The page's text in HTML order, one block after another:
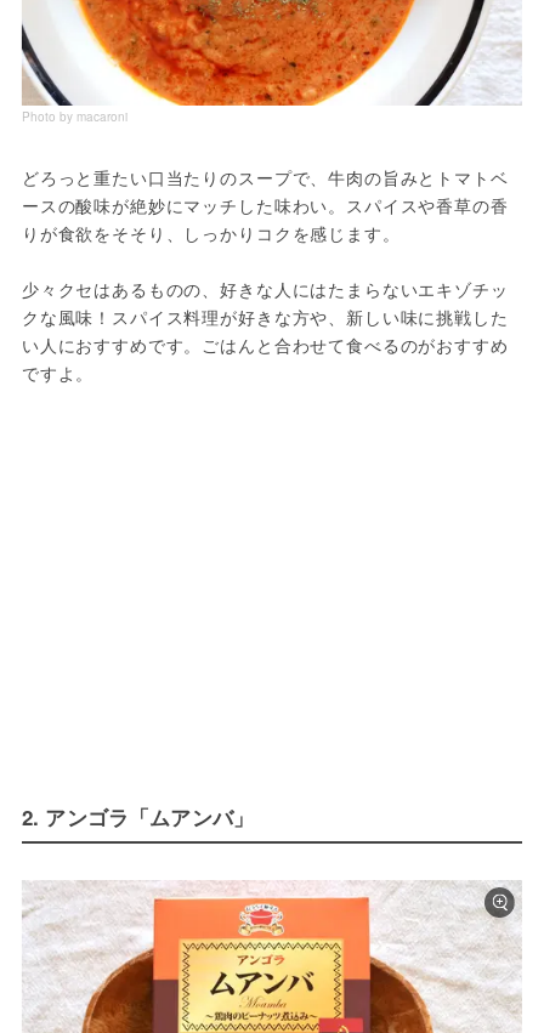
Photo by macaroni
どろっと重たい口当たりのスープで、牛肉の旨みとトマトベ
ースの酸味が絶妙にマッチした味わい。スパイスや香草の香
りが食欲をそそり、しっかりコクを感じます。
少々クセはあるものの、好きな人にはたまらないエキゾチッ
クな風味！スパイス料理が好きな方や、新しい味に挑戦した
い人におすすめです。ごはんと合わせて食べるのがおすすめ
ですよ。
2. アンゴラ「ムアンバ」